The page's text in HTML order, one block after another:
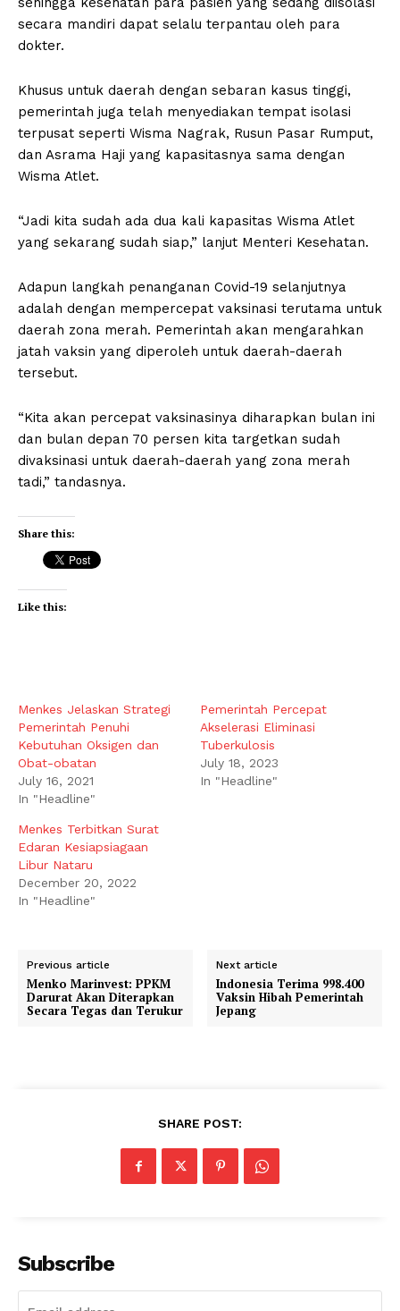
secara mandiri dapat selalu terpantau oleh para
dokter.
Khusus untuk daerah dengan sebaran kasus tinggi,
pemerintah juga telah menyediakan tempat isolasi
terpusat seperti Wisma Nagrak, Rusun Pasar Rumput,
dan Asrama Haji yang kapasitasnya sama dengan
Wisma Atlet.
“Jadi kita sudah ada dua kali kapasitas Wisma Atlet
yang sekarang sudah siap,” lanjut Menteri Kesehatan.
Adapun langkah penanganan Covid-19 selanjutnya
adalah dengan mempercepat vaksinasi terutama untuk
daerah zona merah. Pemerintah akan mengarahkan
jatah vaksin yang diperoleh untuk daerah-daerah
tersebut.
“Kita akan percepat vaksinasinya diharapkan bulan ini
dan bulan depan 70 persen kita targetkan sudah
divaksinasi untuk daerah-daerah yang zona merah
tadi,” tandasnya.
Share this:
Like this:
Menkes Jelaskan Strategi
Pemerintah Penuhi
Kebutuhan Oksigen dan
Obat-obatan
July 16, 2021
In "Headline"
Pemerintah Percepat
Akselerasi Eliminasi
Tuberkulosis
July 18, 2023
In "Headline"
Menkes Terbitkan Surat
Edaran Kesiapsiagaan
Libur Nataru
December 20, 2022
In "Headline"
Previous article
Menko Marinvest: PPKM
Darurat Akan Diterapkan
Secara Tegas dan Terukur
Next article
Indonesia Terima 998.400
Vaksin Hibah Pemerintah
Jepang
SHARE POST:
Subscribe